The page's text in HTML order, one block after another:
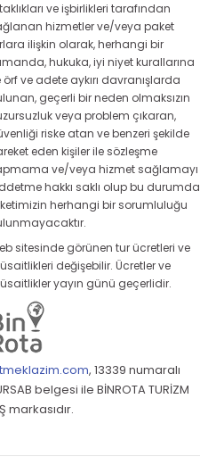
ve işbirlikleri tarafından
hizmetler ve/veya paket
ilişkin olarak, herhangi bir
hukuka, iyi niyet kurallarına
örf ve adete aykırı davranışlarda
geçerli bir neden olmaksızın
veya problem çıkaran,
riske atan ve benzeri şekilde
eden kişiler ile sözleşme
ve/veya hizmet sağlamayı
hakkı saklı olup bu durumda
herhangi bir sorumluluğu
sitesinde görünen tur ücretleri ve
değişebilir. Ücretler ve
yayın günü geçerlidir.
, 13339 numaralı
belgesi ile BİNROTA TURİZM
markasıdır.